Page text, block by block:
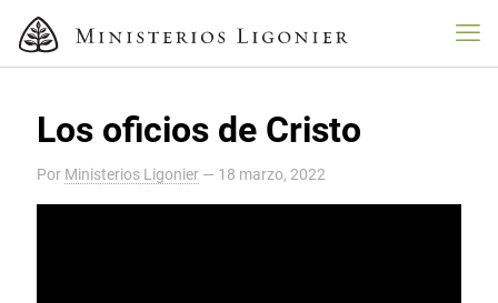
Los oficios de Cristo
Por Ministerios Ligonier — 18 marzo, 2022